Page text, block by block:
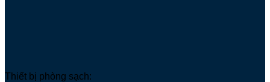
Thiết bị phòng sạch: